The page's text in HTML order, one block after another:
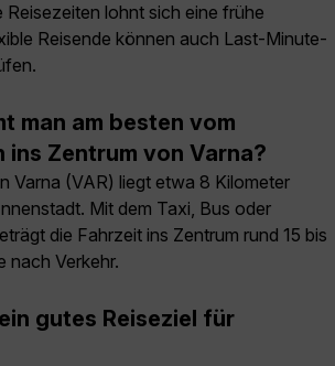
Reisezeiten lohnt sich eine frühe
Reisende können auch Last-Minute-
man am besten vom
ins Zentrum von Varna?
Varna (VAR) liegt etwa 8 Kilometer
Mit dem Taxi, Bus oder
die Fahrzeit ins Zentrum rund 15 bis
nach Verkehr.
gutes Reiseziel für